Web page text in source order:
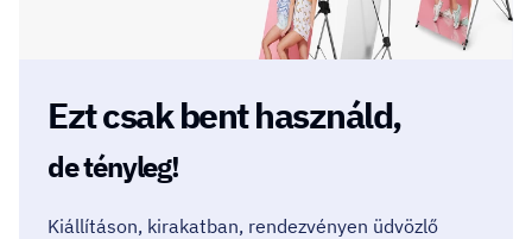
Ezt csak bent használd,
de tényleg!
Kiállításon, kirakatban, rendezvényen üdvözlő